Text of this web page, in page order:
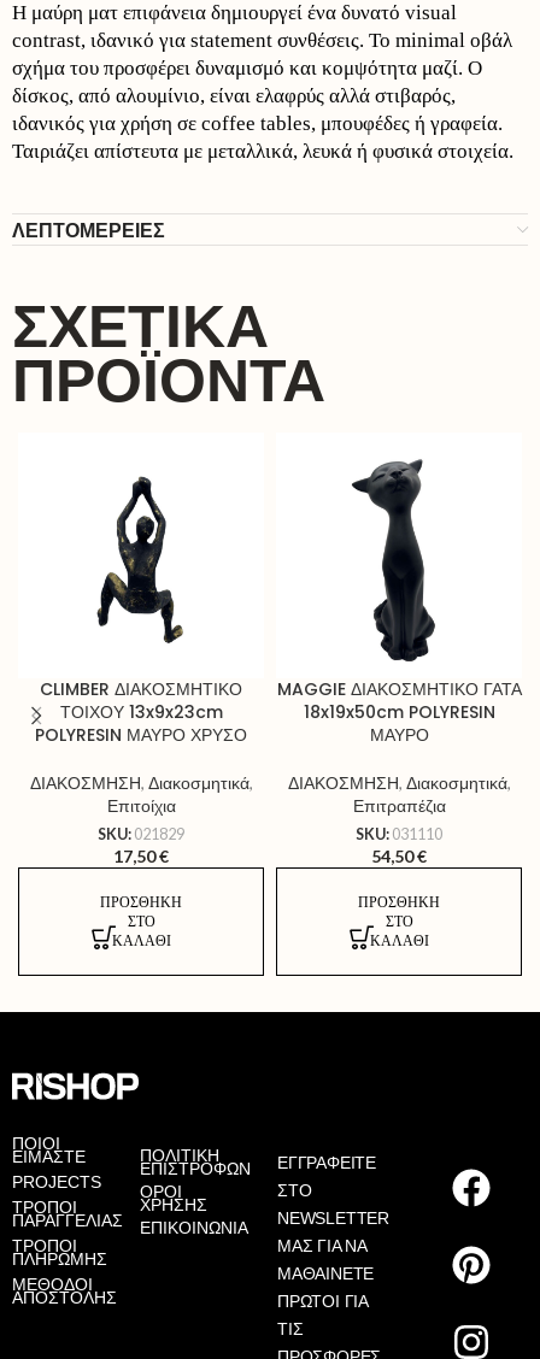
Η μαύρη ματ επιφάνεια δημιουργεί ένα δυνατό visual
contrast, ιδανικό για statement συνθέσεις. Το minimal οβάλ
σχήμα του προσφέρει δυναμισμό και κομψότητα μαζί. Ο
δίσκος, από αλουμίνιο, είναι ελαφρύς αλλά στιβαρός,
ιδανικός για χρήση σε coffee tables, μπουφέδες ή γραφεία.
Ταιριάζει απίστευτα με μεταλλικά, λευκά ή φυσικά στοιχεία.
ΛΕΠΤΟΜΕΡΕΙΕΣ
ΣΧΕΤΙΚΆ
ΠΡΟΪΌΝΤΑ
CLIMBER ΔΙΑΚΟΣΜΗΤΙΚΟ
ΤΟΙΧΟΥ 13x9x23cm
POLYRESIN ΜΑΥΡΟ ΧΡΥΣΟ
ΔΙΑΚΟΣΜΗΣΗ, Διακοσμητικά,
Επιτοίχια
SKU: 021829
17,50€
ΠΡΟΣΘΉΚΗ
ΣΤΟ
ΚΑΛΆΘΙ
MAGGIE ΔΙΑΚΟΣΜΗΤΙΚΟ ΓΑΤΑ
18x19x50cm POLYRESIN
ΜΑΥΡΟ
ΔΙΑΚΟΣΜΗΣΗ, Διακοσμητικά,
Επιτραπέζια
SKU: 031110
54,50€
ΠΡΟΣΘΉΚΗ
ΣΤΟ
ΚΑΛΆΘΙ
ΠΟΙΟΙ
ΕΙΜΑΣΤΕ
PROJECTS
ΤΡΟΠΟΙ
ΠΑΡΑΓΓΕΛΙΑΣ
ΤΡΟΠΟΙ
ΠΛΗΡΩΜΗΣ
ΜΕΘΟΔΟΙ
ΑΠΟΣΤΟΛΗΣ
ΠΟΛΙΤΙΚΗ
ΕΠΙΣΤΡΟΦΩΝ
ΟΡΟΙ
ΧΡΗΣΗΣ
ΕΠΙΚΟΙΝΩΝΙΑ
ΕΓΓΡΑΦΕΙΤΕ
ΣΤΟ
NEWSLETTER
ΜΑΣ ΓΙΑ ΝΑ
ΜΑΘΑΙΝΕΤΕ
ΠΡΩΤΟΙ ΓΙΑ
ΤΙΣ